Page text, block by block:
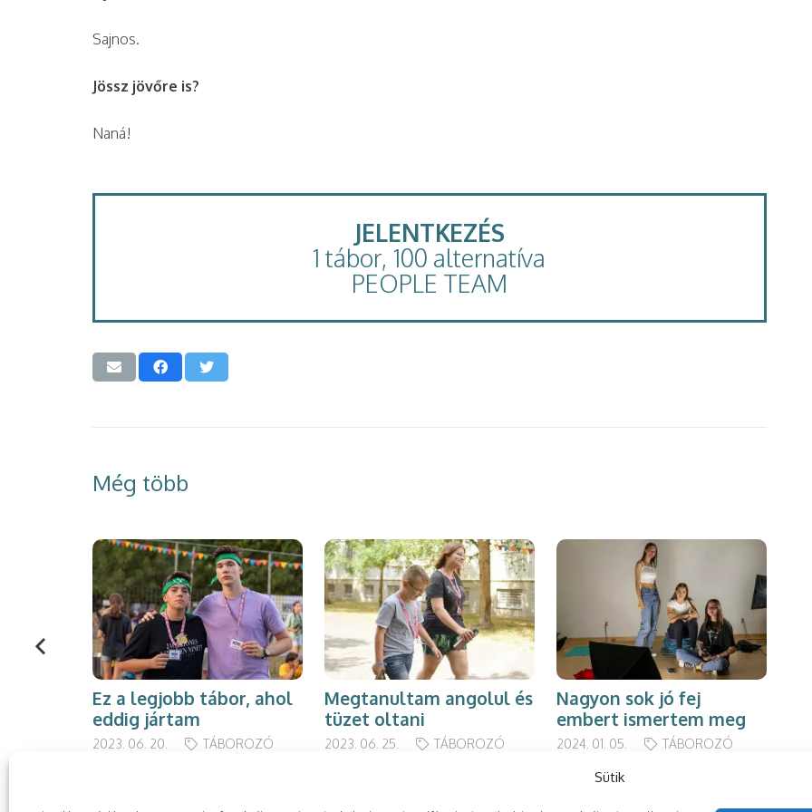
Sütik
Sajnos.
Jössz jövőre is?
Naná!
JELENTKEZÉS
1 tábor, 100 alternatíva
PEOPLE TEAM
Még több
Ez a legjobb tábor, ahol
eddig jártam
2023. 06. 20. TÁBOROZÓ
Megtanultam angolul és
tüzet oltani
2023. 06. 25. TÁBOROZÓ
Nagyon sok jó fej
embert ismertem meg
2024. 01. 05. TÁBOROZÓ